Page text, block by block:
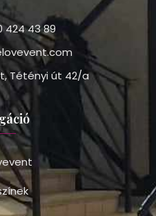
424 43 89
Tétényi út 42/a